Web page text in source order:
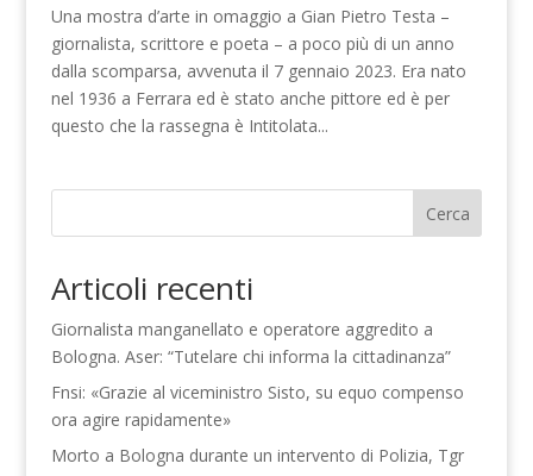
Una mostra d’arte in omaggio a Gian Pietro Testa –
giornalista, scrittore e poeta – a poco più di un anno
dalla scomparsa, avvenuta il 7 gennaio 2023. Era nato
nel 1936 a Ferrara ed è stato anche pittore ed è per
questo che la rassegna è Intitolata...
Cerca
Articoli recenti
Giornalista manganellato e operatore aggredito a
Bologna. Aser: “Tutelare chi informa la cittadinanza”
Fnsi: «Grazie al viceministro Sisto, su equo compenso
ora agire rapidamente»
Morto a Bologna durante un intervento di Polizia, Tgr